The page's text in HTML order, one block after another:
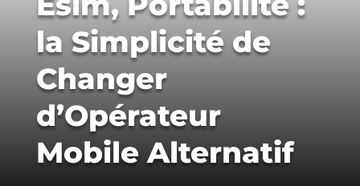
la Simplicité de
Changer
d’Opérateur
Mobile Alternatif